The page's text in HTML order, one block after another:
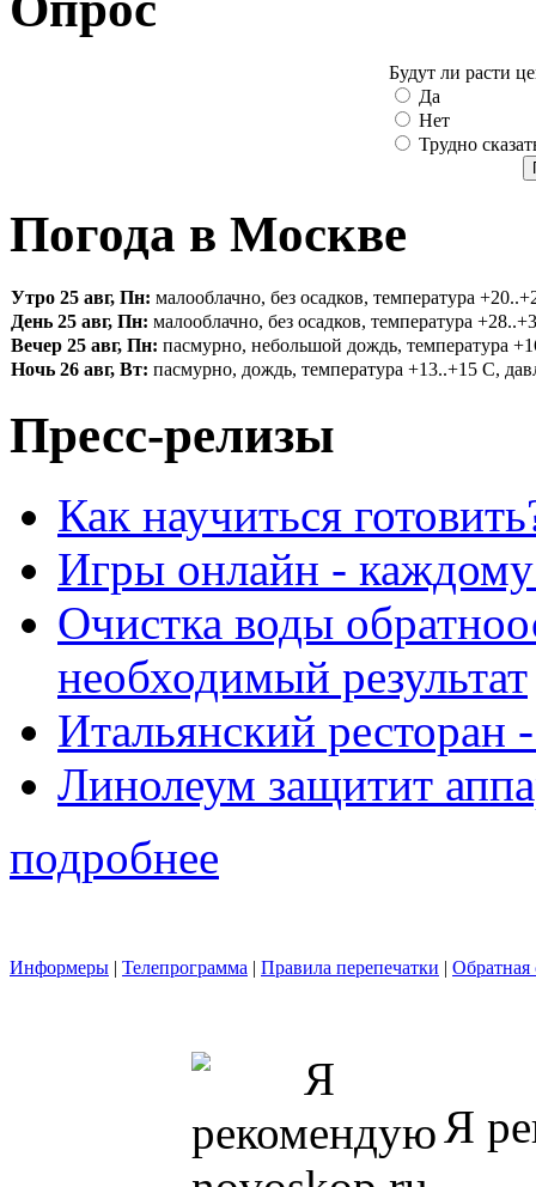
Будут ли расти
Да
Нет
Трудно
Погода в Москве
Утро 25 авг, Пн: малооблачно, без осадков, температура
День 25 авг, Пн: малооблачно, без осадков, температура
Вечер 25 авг, Пн: пасмурно, небольшой дождь, температура
Ночь 26 авг, Вт: пасмурно, дождь, температура +13..+15 С,
Пресс-релизы
Как научиться
Игры онлайн - каждому
Очистка воды
необходимый результат
Итальянский
Линолеум защитит
подробнее
Информеры | Телепрограмма | Правила перепечатки | Обратная
Я